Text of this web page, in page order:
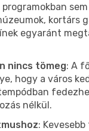
kortárs
egyaránt
nincs tömeg: A
hogy a város
nélkül.
: